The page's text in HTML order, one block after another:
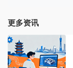
更多资讯